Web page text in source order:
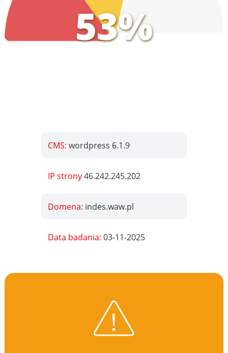
53%
CMS:wordpress 6.1.9
IP strony46.242.245.202
Domena: indes.waw.pl
Data badania:03-11-2025